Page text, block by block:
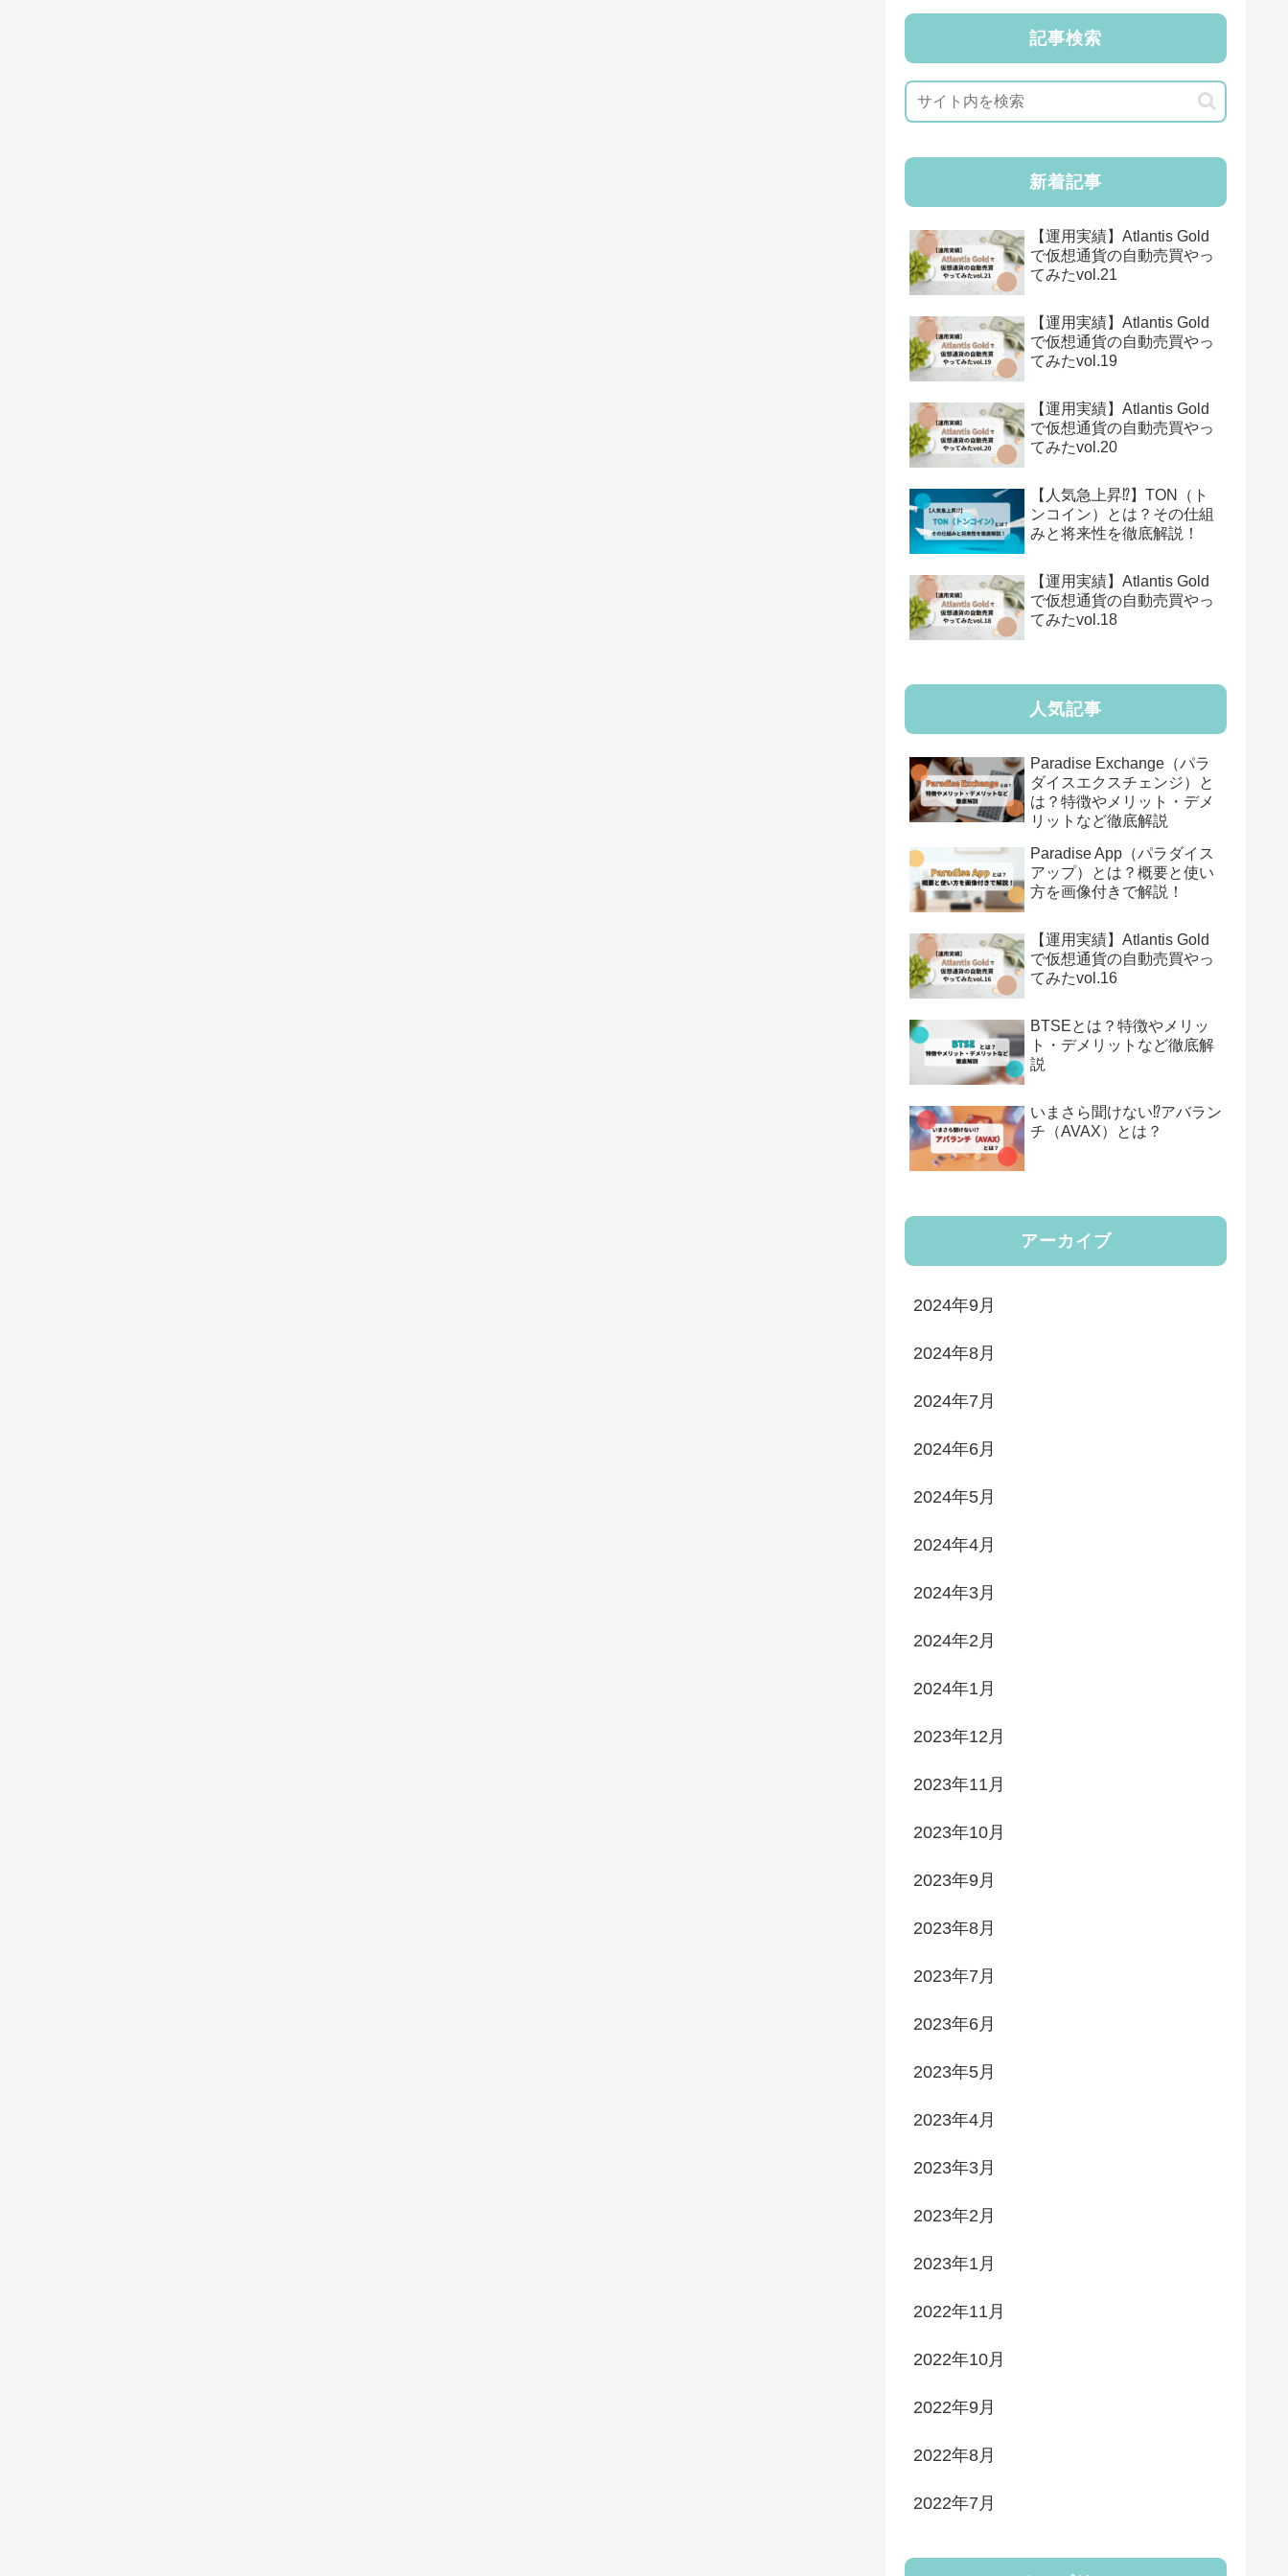
記事検索
新着記事
【運用実績】Atlantis Gold
で仮想通貨の自動売買やっ
てみたvol.21
【運用実績】Atlantis Gold
で仮想通貨の自動売買やっ
てみたvol.19
【運用実績】Atlantis Gold
で仮想通貨の自動売買やっ
てみたvol.20
【人気急上昇⁉️】TON（ト
ンコイン）とは？その仕組
みと将来性を徹底解説！
【運用実績】Atlantis Gold
で仮想通貨の自動売買やっ
てみたvol.18
人気記事
Paradise Exchange（パラ
ダイスエクスチェンジ）と
は？特徴やメリット・デメ
リットなど徹底解説
Paradise App（パラダイス
アップ）とは？概要と使い
方を画像付きで解説！
【運用実績】Atlantis Gold
で仮想通貨の自動売買やっ
てみたvol.16
BTSEとは？特徴やメリッ
ト・デメリットなど徹底解
説
いまさら聞けない⁉️アバラン
チ（AVAX）とは？
アーカイブ
2024年9月
2024年8月
2024年7月
2024年6月
2024年5月
2024年4月
2024年3月
2024年2月
2024年1月
2023年12月
2023年11月
2023年10月
2023年9月
2023年8月
2023年7月
2023年6月
2023年5月
2023年4月
2023年3月
2023年2月
2023年1月
2022年11月
2022年10月
2022年9月
2022年8月
2022年7月